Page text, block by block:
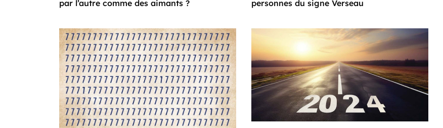
par l’autre comme des aimants ?
personnes du signe Verseau